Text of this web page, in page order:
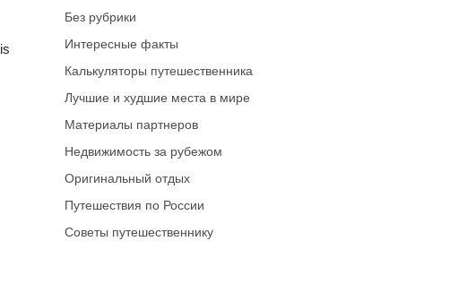
Без рубрики
Интересные факты
Калькуляторы путешественника
Лучшие и худшие места в мире
Материалы партнеров
Недвижимость за рубежом
Оригинальный отдых
Путешествия по России
Советы путешественнику